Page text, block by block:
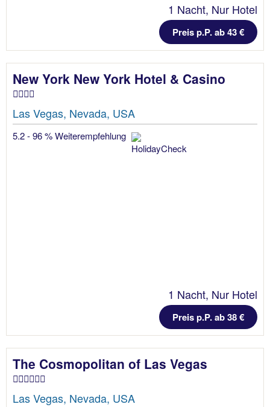
1 Nacht, Nur Hotel
Preis p.P. ab 43 €
New York New York Hotel & Casino
Las Vegas, Nevada, USA
5.2 - 96 % Weiterempfehlung
1 Nacht, Nur Hotel
Preis p.P. ab 38 €
The Cosmopolitan of Las Vegas
Las Vegas, Nevada, USA